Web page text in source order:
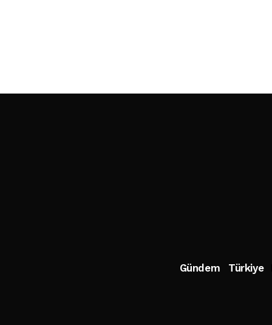
Gündem Türkiye